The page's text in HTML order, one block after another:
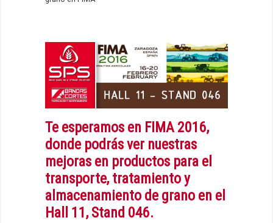
Te esperamos en FIMA 2016,
donde podrás ver nuestras
mejoras en productos para el
transporte, tratamiento y
almacenamiento de grano en el
Hall 11, Stand 046.